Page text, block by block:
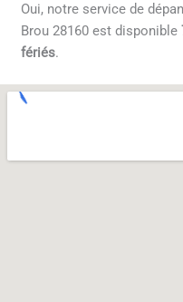
Oui, notre service de
Brou 28160 est disponible
fériés.